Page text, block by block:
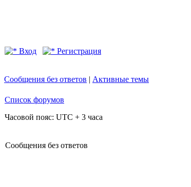
Вход Регистрация
Сообщения без ответов | Активные темы
Список форумов
Часовой пояс: UTC + 3 часа
Сообщения без ответов